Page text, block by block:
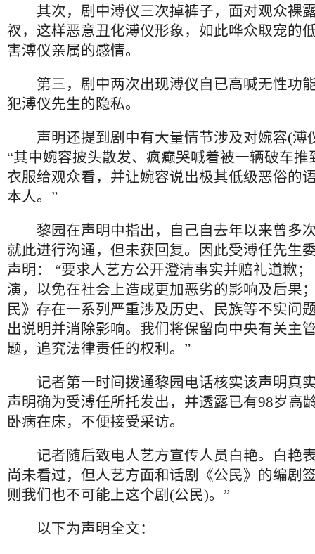
其次，剧中溥仪三次掉裤子，面对观众裸
衩，这样恶意丑化溥仪形象，如此哗众取宠的
害溥仪亲属的感情。
第三，剧中两次出现溥仪自已高喊无性功
犯溥仪先生的隐私。
声明还提到剧中有大量情节涉及对婉容(溥
“其中婉容披头散发、疯癫哭喊着被一辆破车推
衣服给观众看，并让婉容说出极其低级恶俗的
本人。”
黎园在声明中指出，自己自去年以来曾多
就此进行沟通，但未获回复。因此受溥任先生
声明： “要求人艺方公开澄清事实并赔礼道歉
演，以免在社会上造成更加恶劣的影响及后果
民》存在一系列严重涉及历史、民族等不实问
出说明并消除影响。我们将保留向中央有关主
题，追究法律责任的权利。”
记者第一时间拨通黎园电话核实该声明真
声明确为受溥任所托发出，并透露已有98岁高
卧病在床，不便接受采访。
记者随后致电人艺方宣传人员白艳。白艳
尚未看过，但人艺方面和话剧《公民》的编剧
则我们也不可能上这个剧(公民)。”
以下为声明全文：